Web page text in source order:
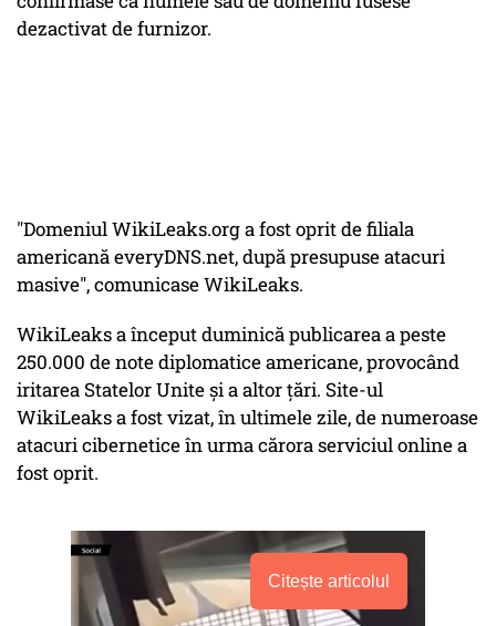
dezactivat de furnizor.
"Domeniul WikiLeaks.org a fost oprit de filiala
americană everyDNS.net, după presupuse atacuri
masive", comunicase WikiLeaks.
WikiLeaks a început duminică publicarea a peste
250.000 de note diplomatice americane, provocând
iritarea Statelor Unite şi a altor ţări. Site-ul
WikiLeaks a fost vizat, în ultimele zile, de numeroase
atacuri cibernetice în urma cărora serviciul online a
fost oprit.
Citește articolul